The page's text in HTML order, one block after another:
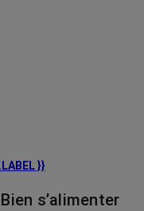
}}
s’alimenter